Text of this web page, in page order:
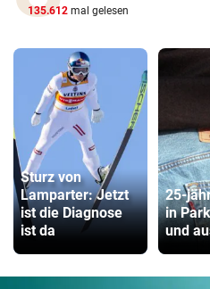
135.612 mal gelesen
Sturz von
Lamparter: Jetzt
ist die Diagnose
ist da
25-
in
und